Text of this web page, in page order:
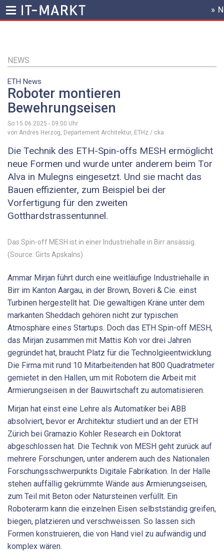
Inhalt
HEADER
MENU
»
NEWS
ETH News
Roboter montieren
Bewehrungseisen
So 15.06.2025 - 09:00 Uhr
von Andres Herzog, Departement Architektur, ETHz / cka
Die Technik des ETH-Spin-offs MESH ermöglicht
neue Formen und wurde unter anderem beim Tor
Alva in Mulegns eingesetzt. Und sie macht das
Bauen effizienter, zum Beispiel bei der
Vorfertigung für den zweiten
Gotthardstrassentunnel.
Das Spin-off MESH ist in einer Industriehalle in Birr ansässig.
(Source: Girts Apskalns)
Ammar Mirjan führt durch eine weitläufige Industriehalle in
Birr im Kanton Aargau, in der Brown, Boveri & Cie. einst
Turbinen hergestellt hat. Die gewaltigen Kräne unter dem
markanten Sheddach gehören nicht zur typischen
Atmosphäre eines Startups. Doch das ETH Spin-off MESH,
das Mirjan zusammen mit Mattis Koh vor drei Jahren
gegründet hat, braucht Platz für die Technolgieentwicklung.
Die Firma mit rund 10 Mitarbeitenden hat 800 Quadratmeter
gemietet in den Hallen, um mit Robotern die Arbeit mit
Armierungseisen in der Bauwirtschaft zu automatisieren.
Mirjan hat einst eine Lehre als Automatiker bei ABB
absolviert, bevor er Architektur studiert und an der ETH
Zürich bei Gramazio Kohler Research ein Doktorat
abgeschlossen hat. Die Technik von MESH geht zurück auf
mehrere Forschungen, unter anderem auch des Nationalen
Forschungsschwerpunkts Digitale Fabrikation. In der Halle
stehen auffällig gekrümmte Wände aus Armierungseisen,
zum Teil mit Beton oder Natursteinen verfüllt. Ein
Roboterarm kann die einzelnen Eisen selbstständig greifen,
biegen, platzieren und verschweissen. So lassen sich
Formen konstruieren, die von Hand viel zu aufwändig und
komplex wären.